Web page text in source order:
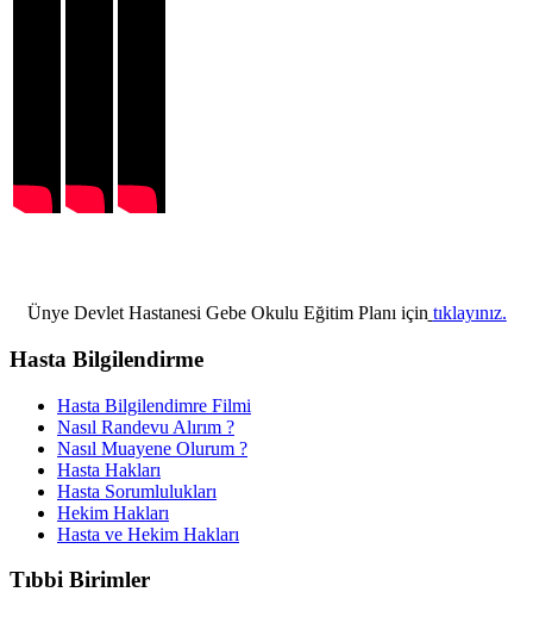
Ünye Devlet Hastanesi Gebe Okulu Eğitim Planı için tıklayınız.
Hasta Bilgilendirme
Hasta Bilgilendimre Filmi
Nasıl Randevu Alırım ?
Nasıl Muayene Olurum ?
Hasta Hakları
Hasta Sorumlulukları
Hekim Hakları
Hasta ve Hekim Hakları
Tıbbi Birimler